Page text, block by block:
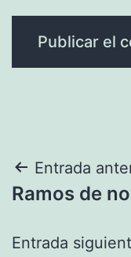
de
entradas
Entrada
Ramos de
Entrada